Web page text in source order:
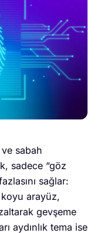
ve sabah
sadece “göz
sağlar:
koyu arayüz,
gevşeme
aydınlık tema ise